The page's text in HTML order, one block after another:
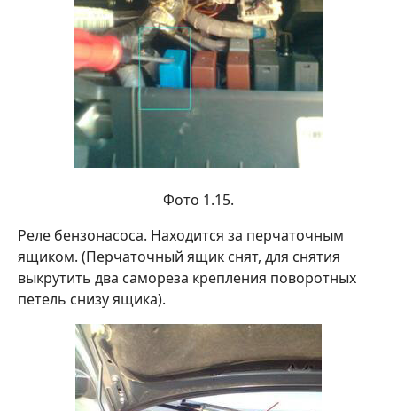
Фото 1.15.
Реле бензонасоса. Находится за перчаточным
ящиком. (Перчаточный ящик снят, для снятия
выкрутить два самореза крепления поворотных
петель снизу ящика).